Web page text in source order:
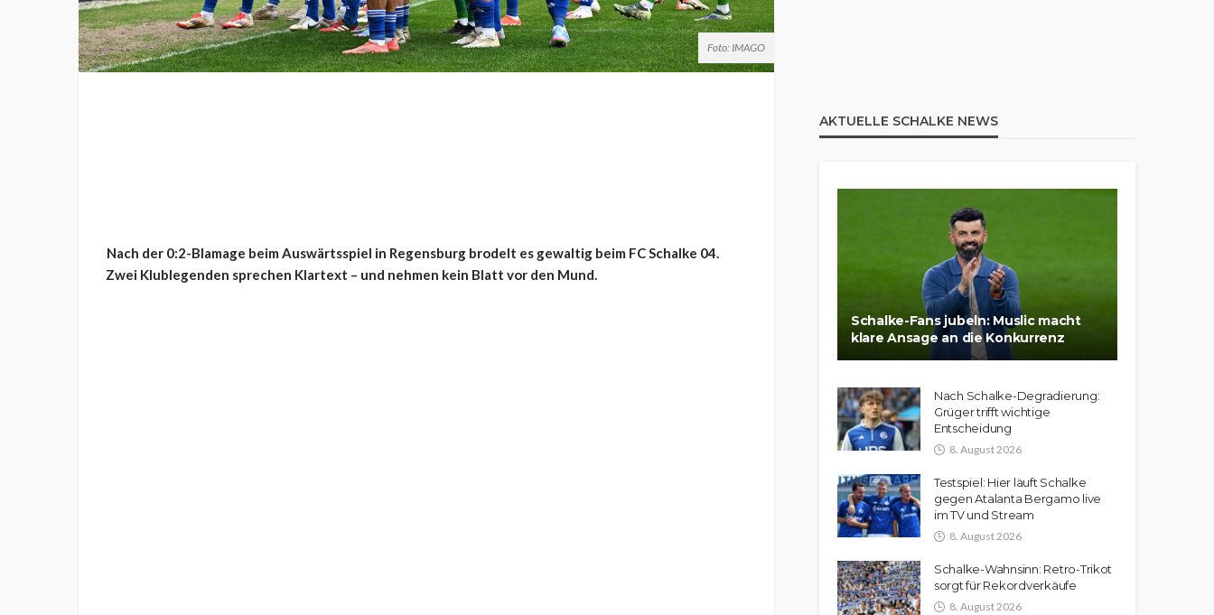
Foto: IMAGO
Nach der 0:2-Blamage beim Auswärtsspiel in Regensburg brodelt es gewaltig beim FC Schalke 04.
Zwei Klublegenden sprechen Klartext – und nehmen kein Blatt vor den Mund.
AKTUELLE SCHALKE NEWS
Schalke-Fans jubeln: Muslic macht
klare Ansage an die Konkurrenz
Nach Schalke-Degradierung:
Grüger trifft wichtige
Entscheidung
8. August 2026
Testspiel: Hier läuft Schalke
gegen Atalanta Bergamo live
im TV und Stream
8. August 2026
Schalke-Wahnsinn: Retro-Trikot
sorgt für Rekordverkäufe
8. August 2026